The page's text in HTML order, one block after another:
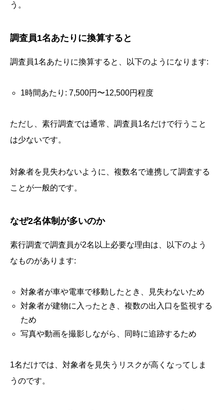
う。
調査員1名あたりに換算すると
調査員1名あたりに換算すると、以下のようになります:
1時間あたり: 7,500円〜12,500円程度
ただし、素行調査では通常、調査員1名だけで行うこと
は少ないです。
対象者を見失わないように、複数名で連携して調査する
ことが一般的です。
なぜ2名体制が多いのか
素行調査で調査員が2名以上必要な理由は、以下のよう
なものがあります:
対象者が車や電車で移動したとき、見失わないため
対象者が建物に入ったとき、複数の出入口を監視する
ため
写真や動画を撮影しながら、同時に追跡するため
1名だけでは、対象者を見失うリスクが高くなってしま
うのです。